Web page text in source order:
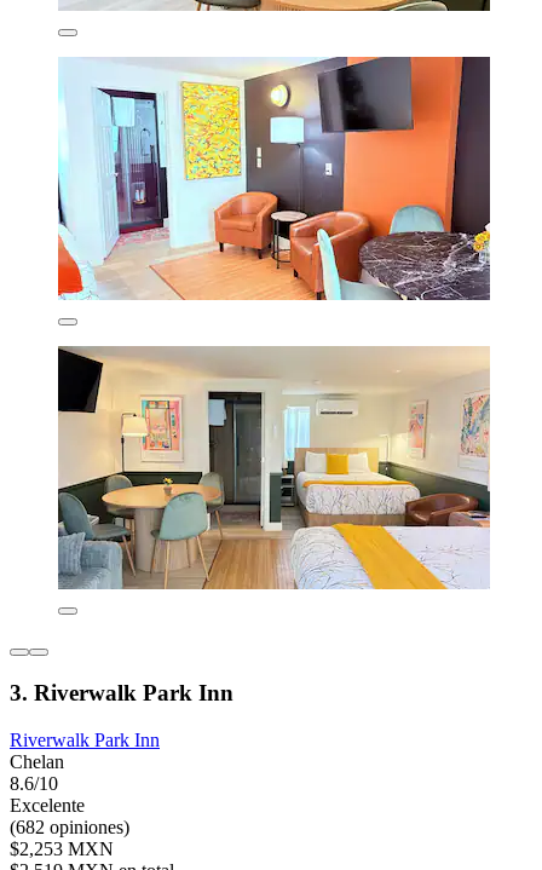
3. Riverwalk Park Inn
Riverwalk Park Inn
Chelan
8.6/10
Excelente
(682 opiniones)
$2,253 MXN